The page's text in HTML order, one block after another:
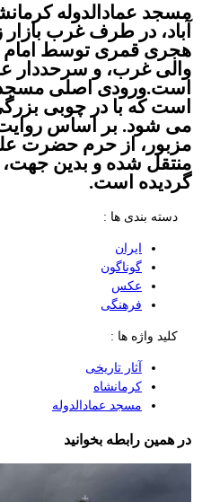
مسجد عمادالدوله
هجری قمری توسط امام
والی غرب، و سرحددار
است.ورودی اصلی مسجد
است که با در چوبی بزرگی
می شود. بر اساس روایت
مزبور، از حرم حضرت
منتقل شده و بدین جهت،
گردیده است.
دسته بندی ها :
ایران
گوناگون
عکس
فرهنگی
کلید واژه ها :
آثار تاریخی
کرمانشاه
مسجد عمادالدوله
در همین رابطه بخوانید